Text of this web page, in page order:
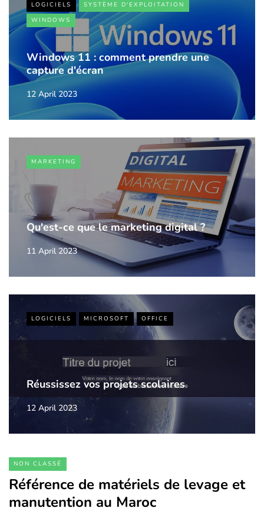
LOGICIELS
SYSTÈME D'EXPLOITATION
WINDOWS
Windows 11 : comment prendre une
capture d'écran
12 April 2023
MARKETING
Qu'est-ce que le marketing digital ?
11 April 2023
LOGICIELS MICROSOFT OFFICE
Réussissez vos projets scolaires
12 April 2023
NON CLASSÉ
Référence de matériels de levage et
manutention au Maroc